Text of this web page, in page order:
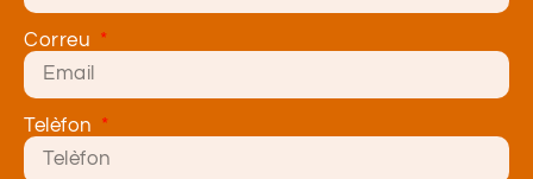
Correu
Telèfon